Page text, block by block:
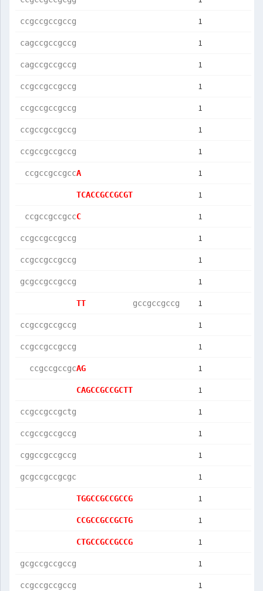
ccgccgccgccg 1
cagccgccgccg 1
cagccgccgccg 1
ccgccgccgccg 1
ccgccgccgccg 1
ccgccgccgccg 1
ccgccgccgccg 1
ccgccgccgccA 1
TCACCGCCGCGT 1
ccgccgccgccC 1
ccgccgccgccg 1
ccgccgccgccg 1
gcgccgccgccg 1
TT gccgccgccg 1
ccgccgccgccg 1
ccgccgccgccg 1
  ccgccgccgc
AG 1
CAGCCGCCGCTT 1
ccgccgccgctg 1
ccgccgccgccg 1
cggccgccgccg 1
gcgccgccgcgc 1
TGGCCGCCGCCG 1
CCGCCGCCGCTG 1
CTGCCGCCGCCG 1
gcgccgccgccg 1
ccgccgccgccg 1